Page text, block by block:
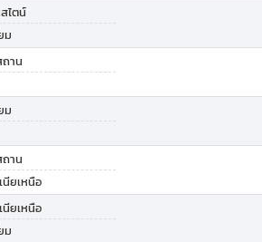
ไตน์
ม
าน
ม
าน
นียเหนือ
นียเหนือ
ม